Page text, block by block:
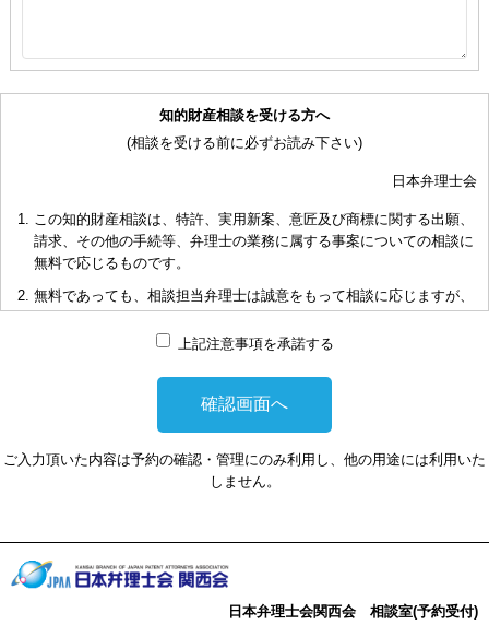
知的財産相談を受ける方へ
(相談を受ける前に必ずお読み下さい)
日本弁理士会
この知的財産相談は、特許、実用新案、意匠及び商標に関する出願、
請求、その他の手続等、弁理士の業務に属する事案についての相談に
無料で応じるものです。
無料であっても、相談担当弁理士は誠意をもって相談に応じますが、
もありますことを予めご了承下さい。
め、相談内容について、相談担当弁理士も当会も法的責任を負うもの
ではないことを予めご了承下さい。
多くの相談に応じるため、相談時間には限度がありますことをご承知
おき下さい。（原則として30分以内）
その場合は、依頼者と弁理士個人との関係となり、当会は関与しませ
んことをご承知下さい。
弁理士の報酬額は、当事者の合意によります。金額は、事件の難易度
上記注意事項を承諾する
ご入力頂いた内容は予約の確認・管理にのみ利用し、他の用途には利用いた
しません。
日本弁理士会関西会 相談室(予約受付)